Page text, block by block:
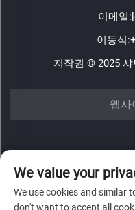
이메일:
이동식:
저작권 © 2025
웹사
https://
https://
주간 뉴스레터
We value your
We use cookies and similar
don't want to accept all